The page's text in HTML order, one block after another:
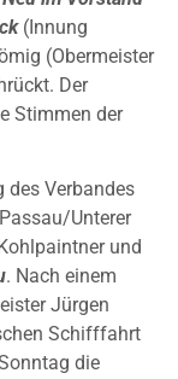
(Innung
(Obermeister
Der
Stimmen der
des Verbandes
Unterer
und
. Nach einem
Jürgen
Schifffahrt
die